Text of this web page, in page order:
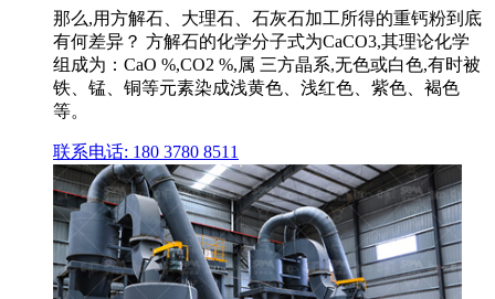
那么,用方解石、大理石、石灰石加工所得的重钙粉到底
有何差异？ 方解石的化学分子式为CaCO3,其理论化学
组成为：CaO %,CO2 %,属 三方晶系,无色或白色,有时被
铁、锰、铜等元素染成浅黄色、浅红色、紫色、褐色
等。
联系电话: 180 3780 8511